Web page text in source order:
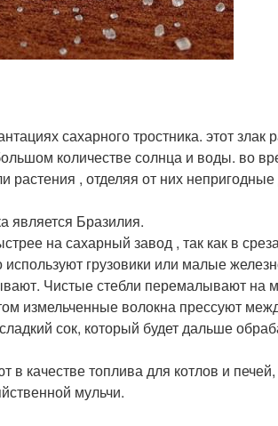
сахарного тростника. этот злак
количестве солнца и воды. во
, отделяя от них непригодные
является Бразилия.
на сахарный завод , так как в
грузовики или малые
Чистые стебли перемалывают на
измельченные волокна прессуют
сок, который будет дальше
качестве топлива для котлов и
мульчи.